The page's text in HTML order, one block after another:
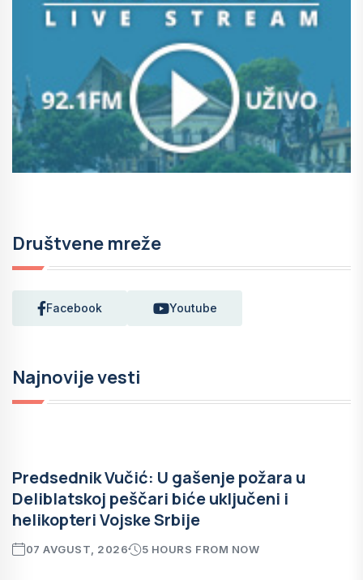
Društvene mreže
Facebook Youtube
Najnovije vesti
Predsednik Vučić: U gašenje požara u
Deliblatskoj peščari biće uključeni i
helikopteri Vojske Srbije
07 AVGUST, 2026 5 HOURS FROM NOW